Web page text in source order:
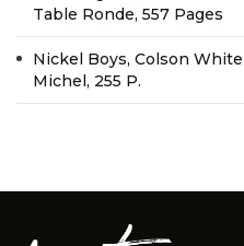
Table Ronde, 557 Pages
Nickel Boys, Colson
Michel, 255 P.